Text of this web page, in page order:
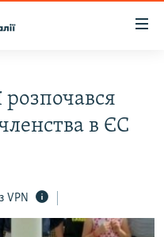
розпочався
в ЄС
VPN